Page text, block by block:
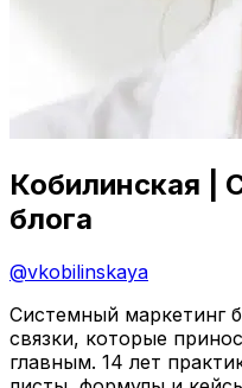
Кобилинская |
блога
@vkobilinskaya
Системный маркетинг
связки, которые
главным. 14 лет